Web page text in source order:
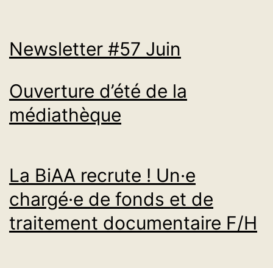
Newsletter #57 Juin
Ouverture d’été de la
médiathèque
La BiAA recrute ! Un·e
chargé·e de fonds et de
traitement documentaire F/H